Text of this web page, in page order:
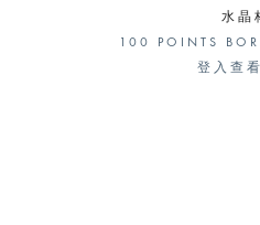
水晶
100 POINTS
登入查